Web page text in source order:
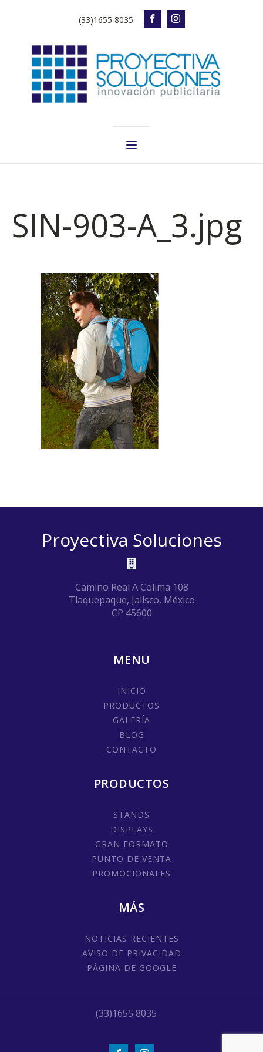
(33)1655 8035
SIN-903-A_3.jpg
Proyectiva Soluciones
Camino Real A Colima 108
Tlaquepaque, Jalisco, México
CP 45600
MENU
INICIO
PRODUCTOS
GALERÍA
BLOG
CONTACTO
PRODUCTOS
STANDS
DISPLAYS
GRAN FORMATO
PUNTO DE VENTA
PROMOCIONALES
MÁS
NOTICIAS RECIENTES
AVISO DE PRIVACIDAD
PÁGINA DE GOOGLE
(33)1655 8035